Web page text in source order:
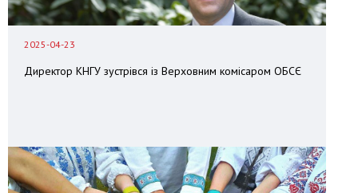
2025-04-23
Директор КНГУ зустрівся із Верховним комісаром ОБСЄ